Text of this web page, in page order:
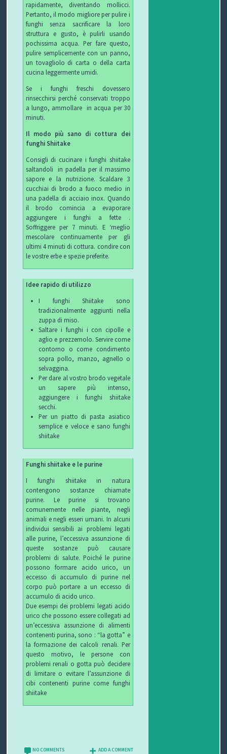
rapidamente, diventando mollicci.
Pertanto, il modo migliore per pulire i
funghi senza sacrificare la loro
struttura e gusto, è pulirli usando
pochissima acqua. Per fare questo,
pulire semplicemente con un panno,
un tovagliolo di carta o della carta
cucina leggermente umidi.
Se i funghi freschi dovessero
rinsecchirsi perché conservati troppo
a lungo, ammollare in acqua per 30
minuti.
Il modo più sano di cottura dei
funghi Shiitake
Consigli di cucinare i funghi shiitake
saltandoli in padella per il massimo
sapore e la nutrizione. Scaldare 3
cucchiai di brodo a fuoco medio in
una padella di acciaio inox. Quando
il brodo comincia a evaporare
aggiungere i funghi a fette .
Soffriggere per 7 minuti. E ‘meglio
mescolare continuamente per gli
ultimi 4 minuti di cottura. condire con
le vostre erbe e spezie preferite.
Idee rapido di utilizzo
I funghi Shiitake sono
tradizionalmente aggiunti nella
zuppa di miso.
Saltare i funghi i con cipolle e
aglio e prezzemolo. Servire come
contorno o come condimento
sopra pollo, manzo, agnello o
selvaggina.
Per dare al vostro brodo vegetale
un sapere più intenso,
aggiungere i funghi shiitake
secchi.
Per un piatto di pasta asiatico
semplice e veloce e sano funghi
shiitake
Funghi shiitake e le purine
I funghi shiitake in natura
contengono sostanze chiamate
purine. Le purine si trovano
comunemente nelle piante, negli
animali e negli esseri umani. In alcuni
individui sensibili ai problemi legati
alle purine, l’eccessiva assunzione di
queste sostanze può causare
problemi di salute. Poiché le purine
possono formare acido urico, un
eccesso di accumulo di purine nel
corpo può portare a un eccesso di
accumulo di acido urico.
Due esempi dei problemi legati acido
urico che possono essere collegati ad
un’eccessiva assunzione di alimenti
contenenti purina, sono : “la gotta” e
la formazione dei calcoli renali. Per
questo motivo, le persone con
problemi renali o gotta può decidere
di limitare o evitare l’assunzione di
cibi contenenti purine come funghi
shiitake
NO COMMENTS ADD A COMMENT